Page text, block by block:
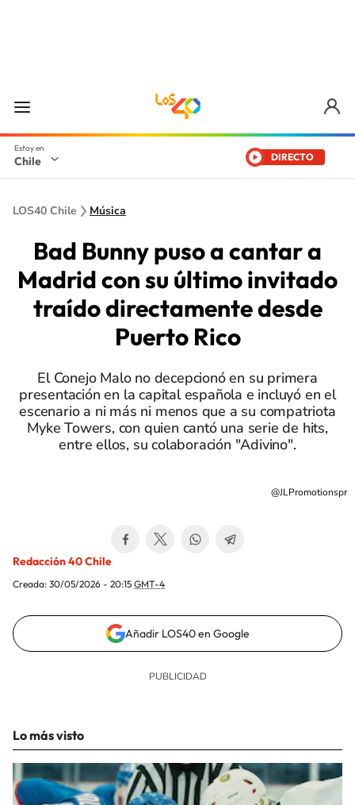
Chile DIRECTO
LOS40 Chile Música
Bad Bunny puso a cantar a
Madrid con su último invitado
traído directamente desde
Puerto Rico
El Conejo Malo no decepcionó en su primera
presentación en la capital española e incluyó en el
escenario a ni más ni menos que a su compatriota
Myke Towers, con quien cantó una serie de hits,
entre ellos, su colaboración "Adivino".
@JLPromotionspr
Redacción 40 Chile
Creada: 30/05/2026 - 20:15 GMT-4
Añadir LOS40 en Google
Lo más visto